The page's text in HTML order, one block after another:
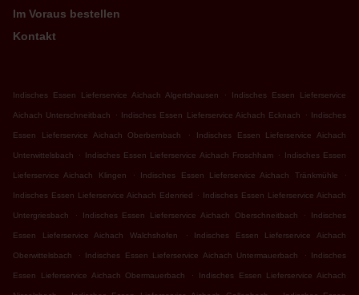
Im Voraus bestellen
Kontakt
Indisches Essen Lieferservice Aichach Algertshausen . Indisches Essen Lieferservice
Aichach Unterschneitbach . Indisches Essen Lieferservice Aichach Ecknach . Indisches
Essen Lieferservice Aichach Oberbernbach . Indisches Essen Lieferservice Aichach
Unterwittelsbach . Indisches Essen Lieferservice Aichach Froschham . Indisches Essen
Lieferservice Aichach Klingen . Indisches Essen Lieferservice Aichach Tränkmühle .
Indisches Essen Lieferservice Aichach Edenried . Indisches Essen Lieferservice Aichach
Untergriesbach . Indisches Essen Lieferservice Aichach Oberschneitbach . Indisches
Essen Lieferservice Aichach Walchshofen . Indisches Essen Lieferservice Aichach
Oberwittelsbach . Indisches Essen Lieferservice Aichach Untermauerbach . Indisches
Essen Lieferservice Aichach Obermauerbach . Indisches Essen Lieferservice Aichach
. .